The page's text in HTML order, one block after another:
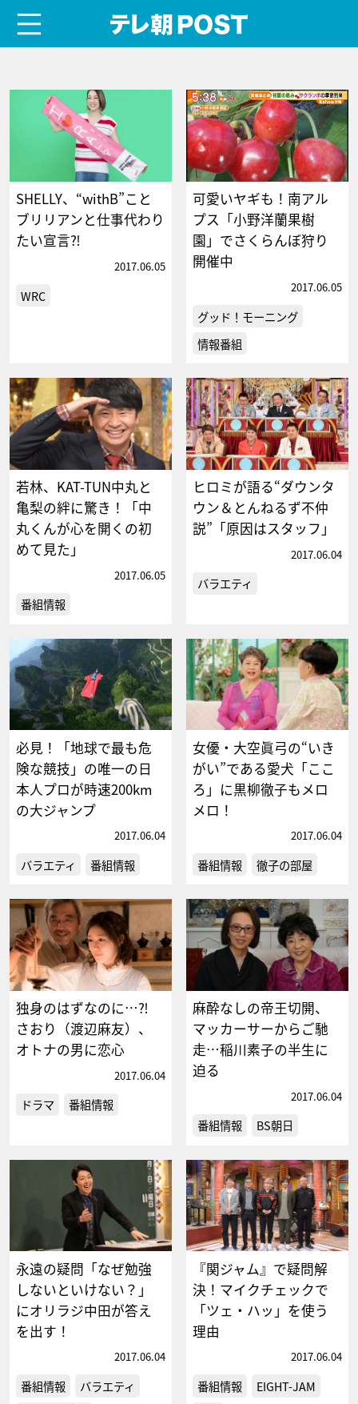
SHELLY、“withB”こと
ブリリアンと仕事代わり
たい宣言⁈
2017.06.05
WRC
可愛いヤギも！南アル
プス「小野洋蘭果樹
園」でさくらんぼ狩り
開催中
2017.06.05
グッド！モーニング
情報番組
若林、KAT-TUN中丸と
亀梨の絆に驚き！「中
丸くんが心を開くの初
めて見た」
2017.06.05
番組情報
ヒロミが語る“ダウンタ
ウン＆とんねるず不仲
説”「原因はスタッフ」
2017.06.04
バラエティ
必見！「地球で最も危
険な競技」の唯一の日
本人プロが時速200km
の大ジャンプ
2017.06.04
バラエティ 番組情報
女優・大空眞弓の“いき
がい”である愛犬「ここ
ろ」に黒柳徹子もメロ
メロ！
2017.06.04
番組情報 徹子の部屋
独身のはずなのに…⁈
さおり（渡辺麻友）、
オトナの男に恋心
2017.06.04
ドラマ 番組情報
麻酔なしの帝王切開、
マッカーサーからご馳
走…稲川素子の半生に
迫る
2017.06.04
番組情報 BS朝日
永遠の疑問「なぜ勉強
しないといけない？」
にオリラジ中田が答え
を出す！
2017.06.04
番組情報
バラエティ
『関ジャム』で疑問解
決！マイクチェックで
「ツェ・ハッ」を使う
理由
2017.06.04
番組情報
EIGHT-JAM